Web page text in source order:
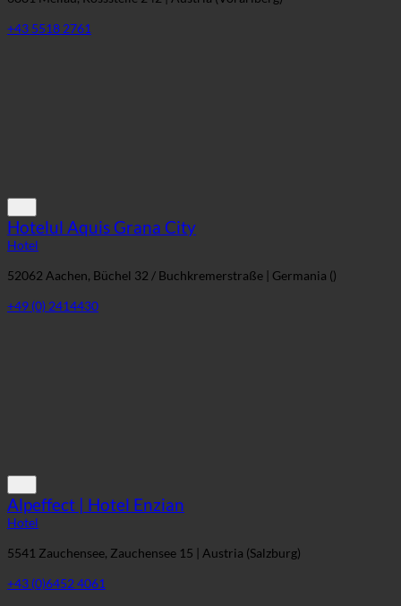
+43 5518 2761
Hotelul Aquis Grana City
Hotel
52062 Aachen, Büchel 32 / Buchkremerstraße | Germania ()
+49 (0) 2414430
Alpeffect | Hotel Enzian
Hotel
5541 Zauchensee, Zauchensee 15 | Austria (Salzburg)
+43 (0)6452 4061